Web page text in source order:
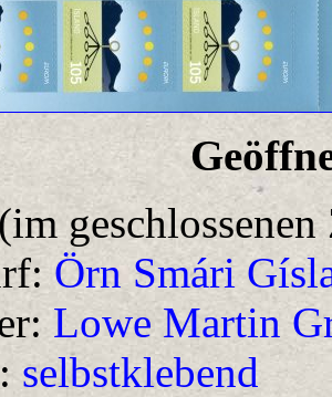
Örn Smári
Lowe Martin
selbstklebend